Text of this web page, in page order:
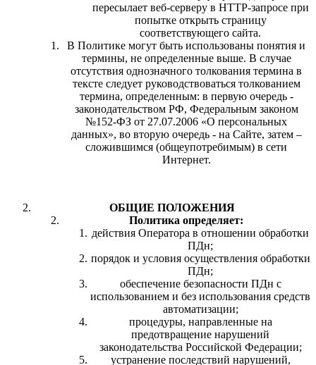
пересылает веб-серверу в HTTP-запросе при
попытке открыть страницу
соответствующего сайта.
В Политике могут быть использованы понятия и
термины, не определенные выше. В случае
отсутствия однозначного толкования термина в
тексте следует руководствоваться толкованием
термина, определенным: в первую очередь -
законодательством РФ, Федеральным законом
№152-ФЗ от 27.07.2006 «О персональных
данных», во вторую очередь - на Сайте, затем –
сложившимся (общеупотребимым) в сети
Интернет.
ОБЩИЕ ПОЛОЖЕНИЯ
Политика определяет:
действия Оператора в отношении обработки
ПДн;
порядок и условия осуществления обработки
ПДн;
обеспечение безопасности ПДн с
использованием и без использования средств
автоматизации;
процедуры, направленные на
предотвращение нарушений
законодательства Российской Федерации;
устранение последствий нарушений,